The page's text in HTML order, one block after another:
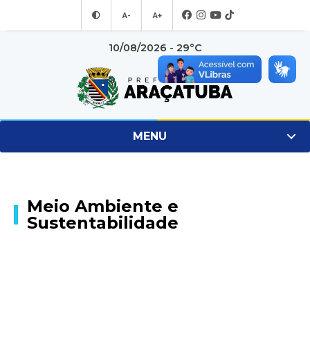
A- A+
10/08/2026 - 29°C
MENU
Meio Ambiente e
Sustentabilidade